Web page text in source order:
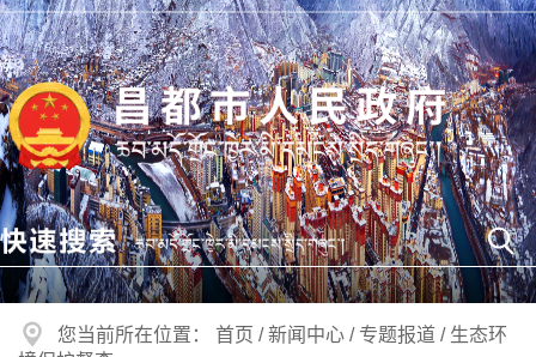
您当前所在位置： 首页 /新闻中心 / 专题报道 / 生态环